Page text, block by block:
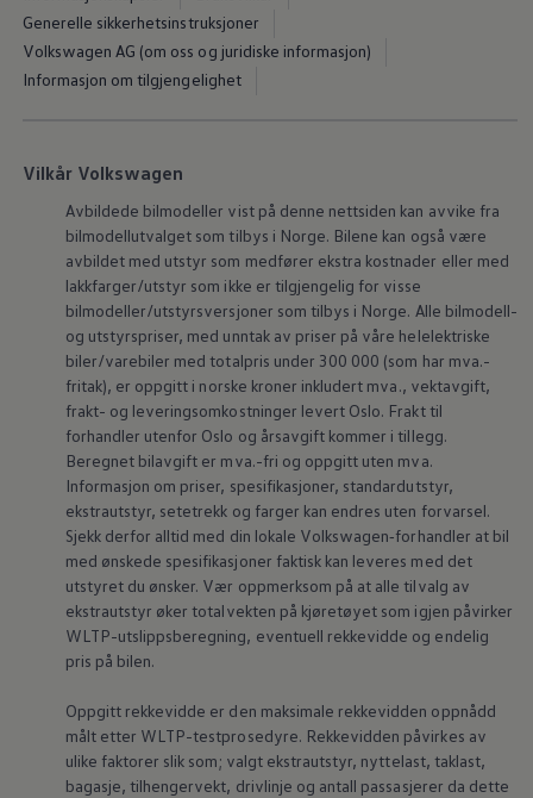
Generelle sikkerhetsinstruksjoner
Volkswagen AG (om oss og juridiske informasjon)
Informasjon om tilgjengelighet
Vilkår Volkswagen
Avbildede bilmodeller vist på denne nettsiden kan avvike fra
bilmodellutvalget som tilbys i Norge. Bilene kan også være
avbildet med utstyr som medfører ekstra kostnader eller med
lakkfarger/utstyr som ikke er tilgjengelig for visse
bilmodeller/utstyrsversjoner som tilbys i Norge. Alle bilmodell-
og utstyrspriser, med unntak av priser på våre helelektriske
biler/varebiler med totalpris under 300 000 (som har mva.-
fritak), er oppgitt i norske kroner inkludert mva., vektavgift,
frakt- og leveringsomkostninger levert Oslo. Frakt til
forhandler utenfor Oslo og årsavgift kommer i tillegg.
Beregnet bilavgift er mva.-fri og oppgitt uten mva.
Informasjon om priser, spesifikasjoner, standardutstyr,
ekstrautstyr, setetrekk og farger kan endres uten forvarsel.
Sjekk derfor alltid med din lokale Volkswagen‑forhandler at bil
med ønskede spesifikasjoner faktisk kan leveres med det
utstyret du ønsker. Vær oppmerksom på at alle tilvalg av
ekstrautstyr øker totalvekten på kjøretøyet som igjen påvirker
WLTP-utslippsberegning, eventuell rekkevidde og endelig
pris på bilen.
Oppgitt rekkevidde er den maksimale rekkevidden oppnådd
målt etter WLTP-testprosedyre. Rekkevidden påvirkes av
ulike faktorer slik som; valgt ekstrautstyr, nyttelast, taklast,
bagasje, tilhengervekt, drivlinje og antall passasjerer da dette